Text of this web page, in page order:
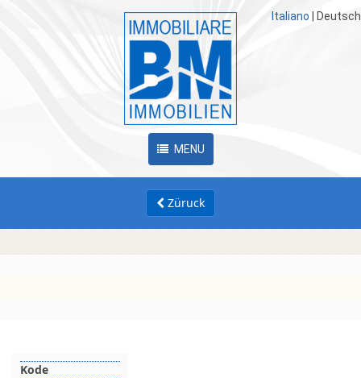
Italiano Deutsch
MENU
Züruck
Kode